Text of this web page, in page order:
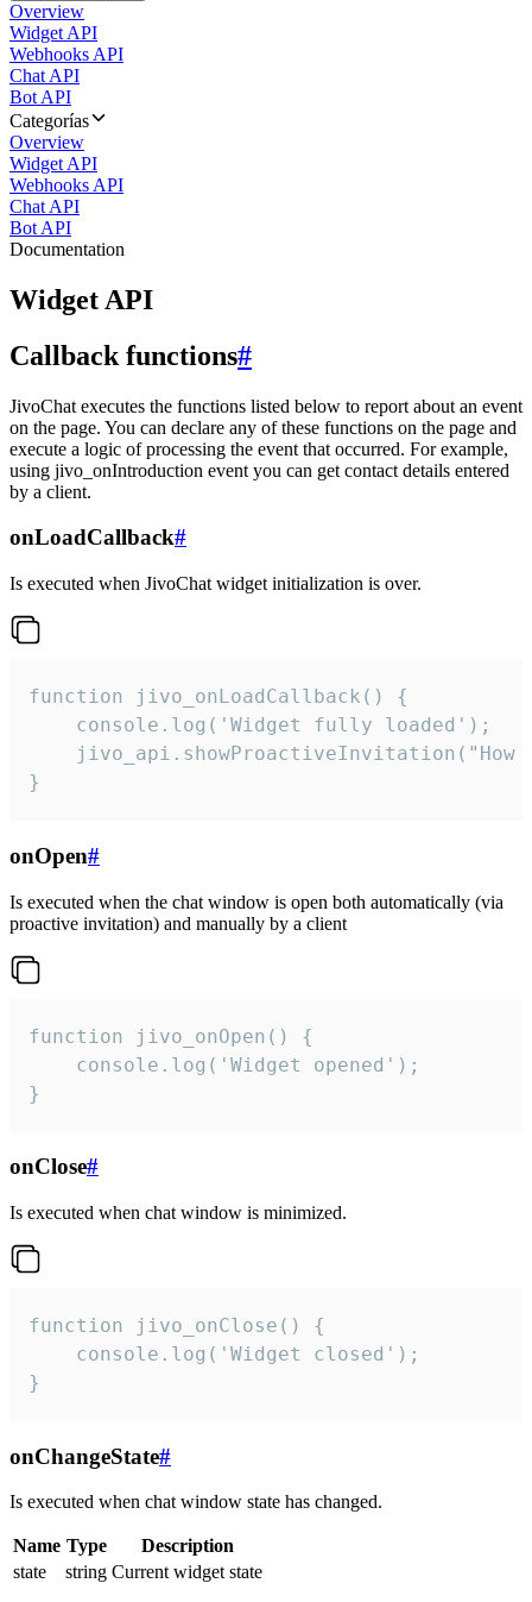
Overview
Widget API
Webhooks API
Chat API
Bot API
Categorías
Overview
Widget API
Webhooks API
Chat API
Bot API
Documentation
Widget API
Callback functions#
JivoChat executes the functions listed below to report about an event
on the page. You can declare any of these functions on the page and
execute a logic of processing the event that occurred. For example,
using jivo_onIntroduction event you can get contact details entered
by a client.
onLoadCallback#
Is executed when JivoChat widget initialization is over.
function jivo_onLoadCallback() {
    console.log('Widget fully loaded');
jivo_api.showProactiveInvitation("How
}
onOpen#
Is executed when the chat window is open both automatically (via
proactive invitation) and manually by a client
function jivo_onOpen() {
    console.log('Widget opened');
}
onClose#
Is executed when chat window is minimized.
function jivo_onClose() {
    console.log('Widget closed');
}
onChangeState#
Is executed when chat window state has changed.
Name Type
Description
state
string Current widget state